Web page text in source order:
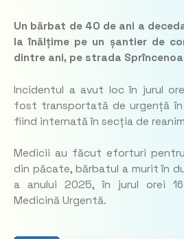
Un bărbat de 40 de ani a
la înălțime pe un șantier de
dintre ani, pe strada
Incidentul a avut loc în jurul
fost transportată de urgență
fiind internată în secția de
Medicii au făcut eforturi
din păcate, bărbatul a murit în
a anului 2025, în jurul orei
Medicină Urgentă.